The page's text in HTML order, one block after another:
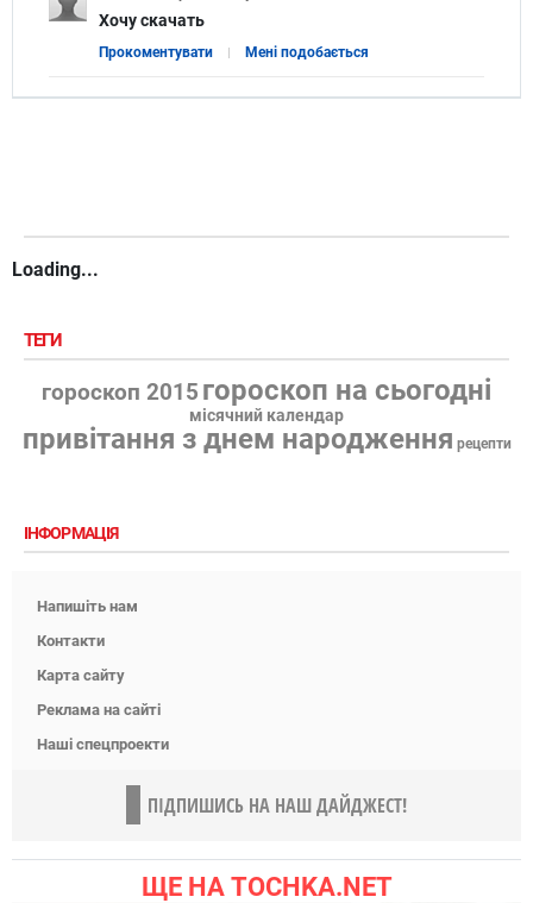
Хочу скачать
Прокоментувати Мені подобається
Loading...
ТЕГИ
гороскоп 2015 гороскоп на сьогодні
місячний календар
привітання з днем народження рецепти
ІНФОРМАЦІЯ
Напишіть нам
Контакти
Карта сайту
Реклама на сайті
Наші спецпроекти
ПІДПИШИСЬ НА НАШ ДАЙДЖЕСТ!
ЩЕ НА TOCHKA.NET